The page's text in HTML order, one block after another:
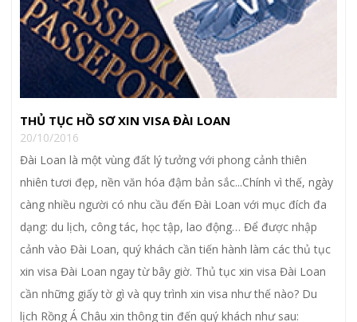
THỦ TỤC HỒ SƠ XIN VISA ĐÀI LOAN
20/10/2016
Đài Loan là một vùng đất lý tưởng với phong cảnh thiên
nhiên tươi đẹp, nền văn hóa đậm bản sắc...Chính vì thế, ngày
càng nhiều người có nhu cầu đến Đài Loan với mục đích đa
dạng: du lịch, công tác, học tập, lao động… Để được nhập
cảnh vào Đài Loan, quý khách cần tiến hành làm các thủ tục
xin visa Đài Loan ngay từ bây giờ. Thủ tục xin visa Đài Loan
cần những giấy tờ gì và quy trình xin visa như thế nào? Du
lịch Rồng Á Châu xin thông tin đến quý khách như sau: